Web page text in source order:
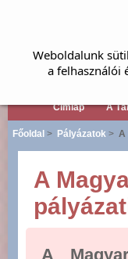
Címlap A
Főoldal > Pályázatok > A
A
A
Weboldalunk
a felhasználói